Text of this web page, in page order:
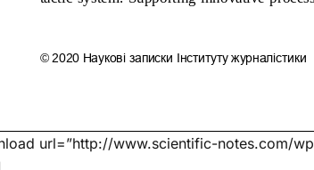
url=”http://www.scientific-notes.com/